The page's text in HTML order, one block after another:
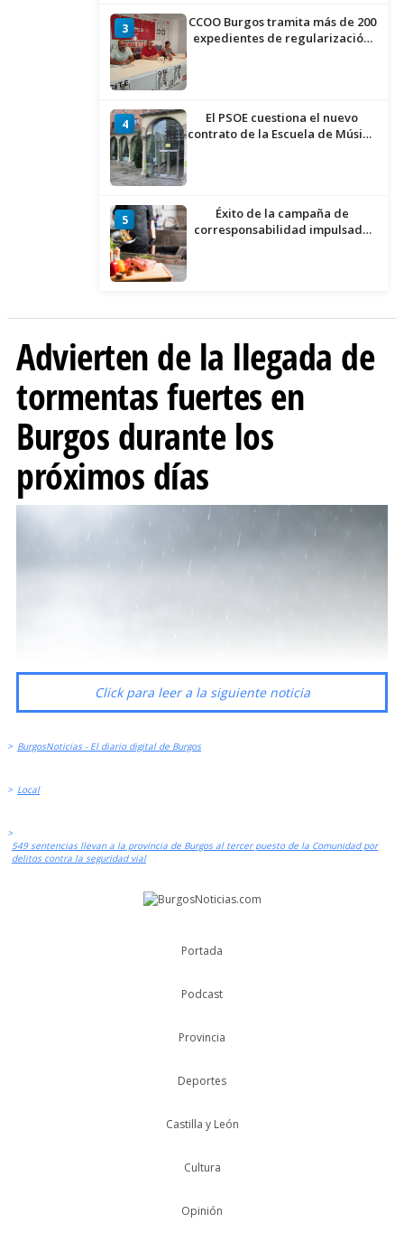
3
CCOO Burgos tramita más de 200
expedientes de regularización
4
El PSOE cuestiona el nuevo
contrato de la Escuela de Música
5
Éxito de la campaña de
corresponsabilidad impulsada
Advierten de la llegada de
tormentas fuertes en
Burgos durante los
próximos días
Click para leer a la siguiente noticia
> BurgosNoticias - El diario digital de Burgos
> Local
>
549 sentencias llevan a la provincia de Burgos al tercer puesto de la Comunidad por
delitos contra la seguridad vial
Portada
Podcast
Provincia
Deportes
Castilla y León
Cultura
Opinión